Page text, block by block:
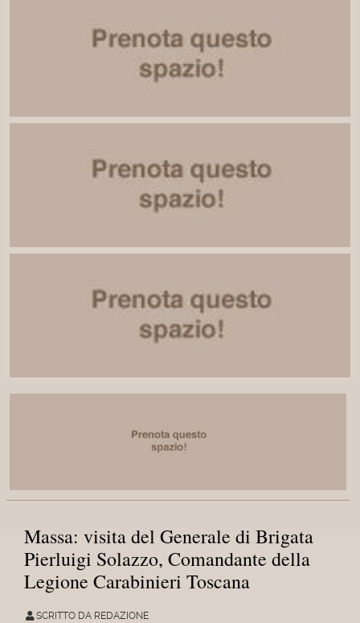
Massa: visita del Generale di Brigata
Pierluigi Solazzo, Comandante della
Legione Carabinieri Toscana
SCRITTO DA REDAZIONE